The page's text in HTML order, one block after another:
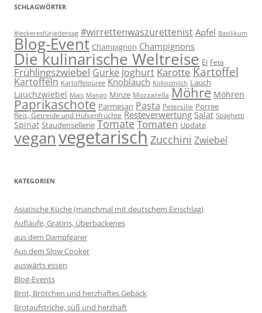
SCHLAGWÖRTER
#leckeresfürjedentag #wirrettenwaszurettenist Apfel Basilikum
Blog-Event Champignon Champignons
Die kulinarische Weltreise Ei Feta
Frühlingszwiebel Gurke Joghurt Karotte Kartoffel
Kartoffeln Kartoffelpüree Knoblauch Kokosmilch Lauch
Lauchzwiebel Mais Mango Minze Mozzarella Möhre Möhren
Paprikaschote Parmesan Pasta Petersilie Porree
Reis, Getreide und Hülsenfrüchte Resteverwertung Salat Spaghetti
Spinat Staudensellerie TomateTomaten Update
veganvegetarischZucchini Zwiebel
KATEGORIEN
Asiatische Küche (manchmal mit deutschem Einschlag)
Aufläufe, Gratins, Überbackenes
aus dem Dampfgarer
Aus dem Slow Cooker
auswärts essen
Blog-Events
Brot, Brötchen und herzhaftes Gebäck
Brotaufstriche, süß und herzhaft